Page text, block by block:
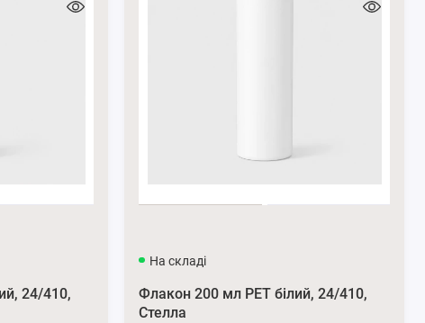
24/410,
На складі
Флакон 200 мл PET білий, 24/410,
Стелла